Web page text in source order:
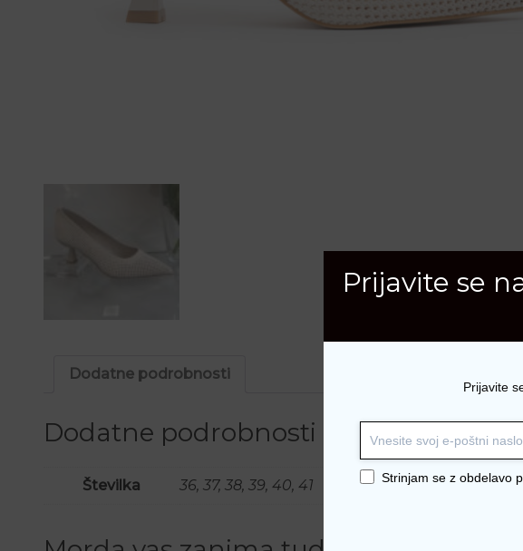
Dodatne podrobnosti
Dodatne podrobnosti
Številka 36, 37, 38, 39, 40, 41
Prijavite se
Prijavite
Strinjam se z obdelavo